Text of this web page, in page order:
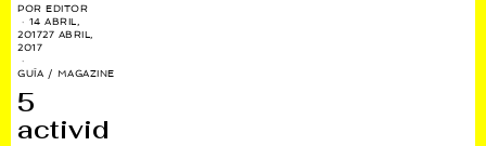
POREDITOR
14 ABRIL,
201727 ABRIL,
2017
GUÍA / MAGAZINE
5
activid